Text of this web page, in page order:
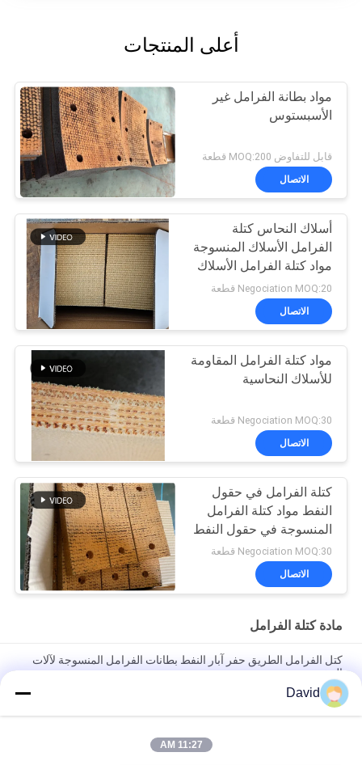
أعلى المنتجات
مواد بطانة الفرامل غير
الأسبستوس
قابل للتفاوض MOQ:200 قطعة
الاتصال
أسلاك النحاس كتلة
الفرامل الأسلاك المنسوجة
مواد كتلة الفرامل الأسلاك
النحاسية المقوية
Negociation MOQ:20 قطعة
الاتصال
مواد كتلة الفرامل المقاومة
للأسلاك النحاسية
Negociation MOQ:30 قطعة
الاتصال
كتلة الفرامل في حقول
النفط مواد كتلة الفرامل
المنسوجة في حقول النفط
لحافلة الحفر
Negociation MOQ:30 قطعة
الاتصال
مادة كتلة الفرامل
كتل الفرامل الطريق حفر آبار النفط بطانات الفرامل المنسوجة لآلات
الحفر
بطانة فرامل منسوجة خالية من الأسبستوس، كتلة فرامل منسوجة،
وسادة فرامل منسوجة لحفر آبار النفط
آلة الحفر المنسوجة غطاء الفرامل الكتل الفرامل الراتنجية لبرنامج حفر
David
11:27 AM